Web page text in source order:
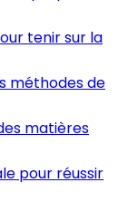
tenir sur la
méthodes de
matières
pour réussir